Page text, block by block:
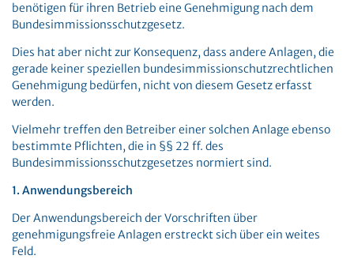
benötigen für ihren Betrieb eine Genehmigung nach dem
Bundesimmissionsschutzgesetz.
Dies hat aber nicht zur Konsequenz, dass andere Anlagen, die
gerade keiner speziellen bundesimmissionschutzrechtlichen
Genehmigung bedürfen, nicht von diesem Gesetz erfasst
werden.
Vielmehr treffen den Betreiber einer solchen Anlage ebenso
bestimmte Pflichten, die in §§ 22 ff. des
Bundesimmissionsschutzgesetzes normiert sind.
1. Anwendungsbereich
Der Anwendungsbereich der Vorschriften über
genehmigungsfreie Anlagen erstreckt sich über ein weites
Feld.